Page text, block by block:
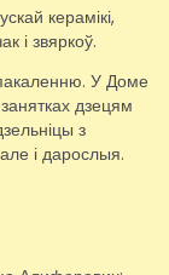
керамікі,
і звяркоў.
У Доме
дзецям
з
і дарослыя.